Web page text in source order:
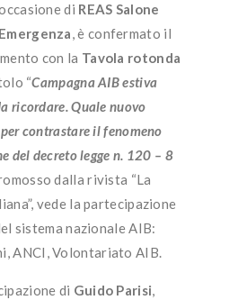
di REAS Salone
, è confermato il
con la Tavola rotonda
“Campagna AIB estiva
ricordare. Quale nuovo
contrastare il fenomeno
del decreto legge n. 120 – 8
dalla rivista “La
vede la partecipazione
sistema nazionale AIB:
ANCI, Volontariato AIB.
di Guido Parisi,